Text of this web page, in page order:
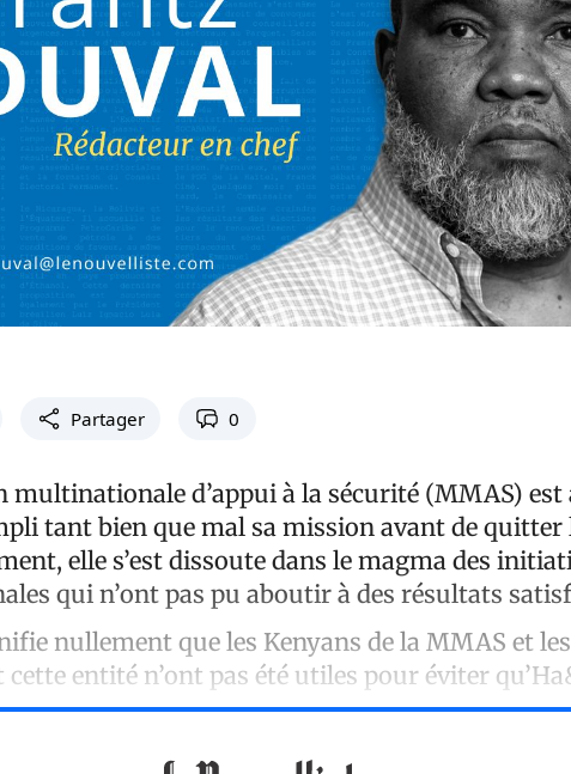
Partager 0
multinationale d’appui à la sécurité (MMAS) est
tant bien que mal sa mission avant de quitter
elle s’est dissoute dans le magma des
qui n’ont pas pu aboutir à des résultats
nullement que les Kenyans de la MMAS et
entité n’ont pas été utiles pour éviter